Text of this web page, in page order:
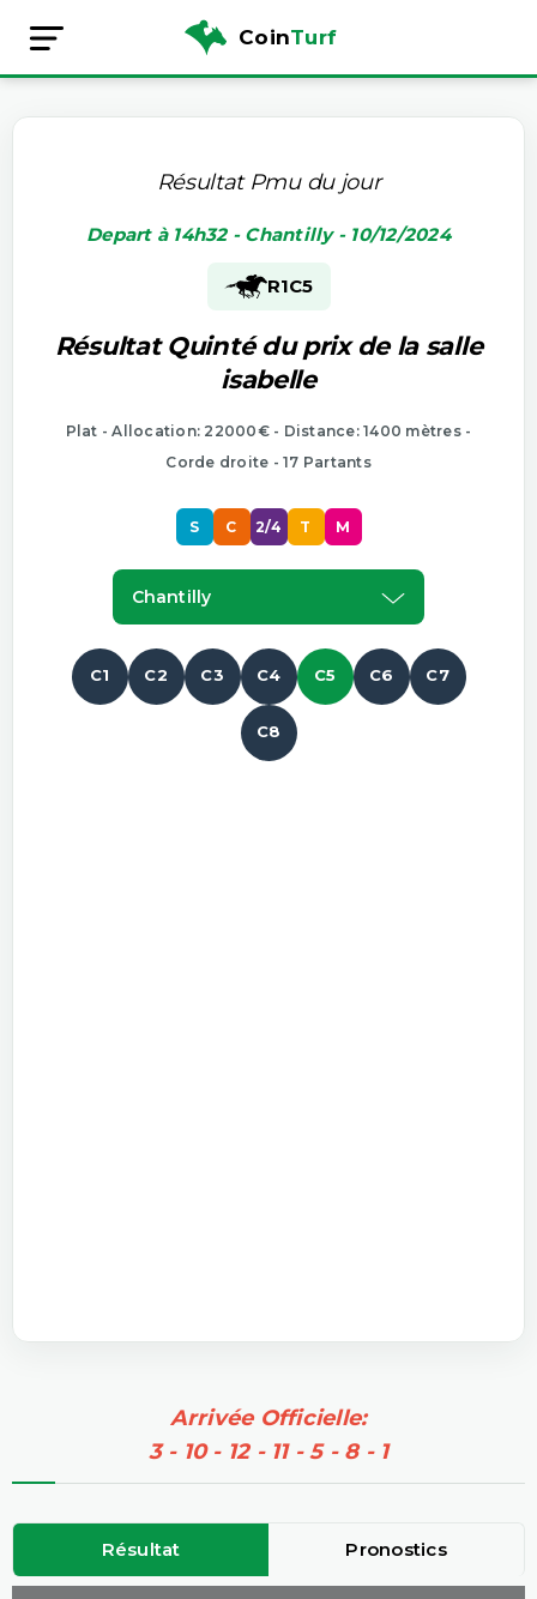
CoinTurf
Résultat Pmu du jour
Depart à 14h32 - Chantilly - 10/12/2024
R1C5
Résultat Quinté du prix de la salle
isabelle
Plat - Allocation: 22000€ - Distance: 1400 mètres -
Corde droite - 17 Partants
S C 2/4 T M
Chantilly
C1 C2 C3 C4 C5 C6 C7
C8
Arrivée Officielle:
3 - 10 - 12 - 11 - 5 - 8 - 1
Résultat Pronostics